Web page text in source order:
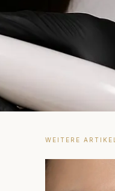
WEITERE ARTIKEL